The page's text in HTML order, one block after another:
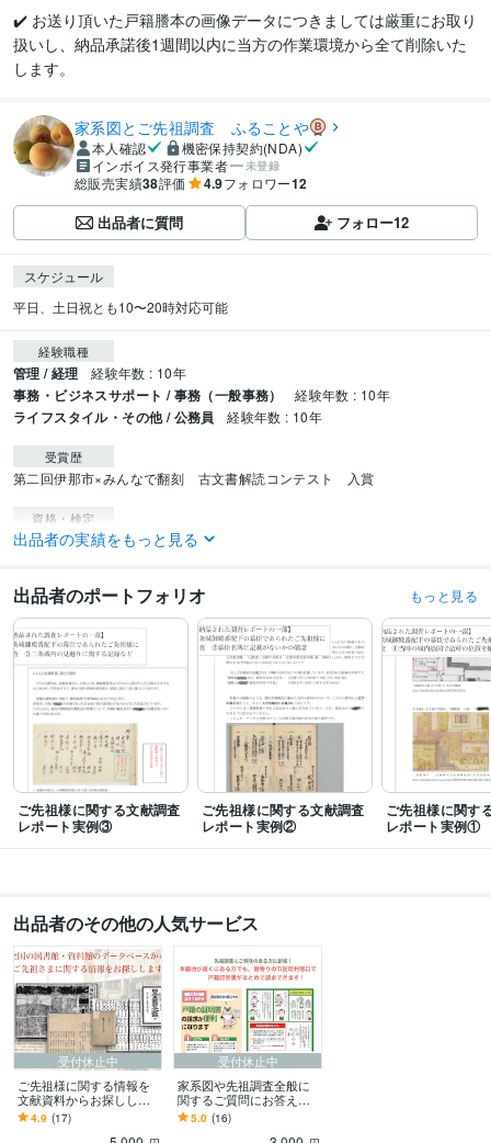
✔️ お送り頂いた戸籍謄本の画像データにつきましては厳重にお取り
扱いし、納品承諾後1週間以内に当方の作業環境から全て削除いた
します。
家系図とご先祖調査 ふることや
本人確認
機密保持契約(NDA)
インボイス発行事業者
未登録
総販売実績38評価 4.9フォロワー12
出品者に質問 フォロー12
スケジュール
平日、土日祝とも10〜20時対応可能
経験職種
管理 / 経理 経験年数 : 10年
事務・ビジネスサポート / 事務（一般事務） 経験年数 : 10年
ライフスタイル・その他 / 公務員 経験年数 : 10年
受賞歴
第二回伊那市×みんなで翻刻　古文書解読コンテスト　入賞
資格・検定
行政書士 取得年 : 1993年
ビジネス・クリエイティブツール
Excel:10年Word:10年Google ドキュメント:2年Pages:2年freee:3年
得意分野
ビジネス代行・事務代行 家系図・家譜作成 先祖・家族史調査
古文書解
先祖調査 家系図 ファミリー・ツリー 家族史 ファミリーヒストリー
出品者の実績をもっと見る
出品者のポートフォリオ もっと見る
ご先祖様に関する文献調査
レポート実例③
ご先祖様に関する文献調査
レポート実例②
ご先祖様に関す
レポート実例①
出品者のその他の人気サービス
受付休止中
ご先祖様に関する情報を
文献資料からお探ししま
す 専門司書経験者が地方
資料など各種データベー
4.9 (17)
受付休止中
家系図や先祖調査全般に
関するご質問にお答えし
ます 戸籍収集から調査の
具体的な進め方まで、行
5.0 (16)